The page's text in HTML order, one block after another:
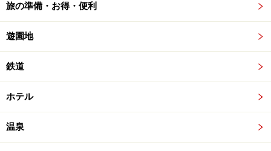
旅の準備・お得・便利
遊園地
鉄道
ホテル
温泉